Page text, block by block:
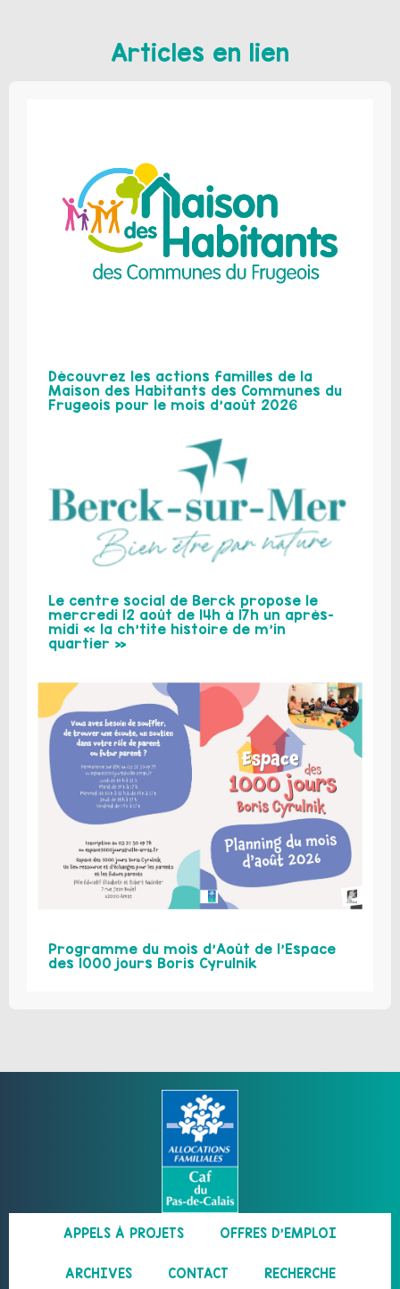
Articles en lien
Découvrez les actions familles de la
Maison des Habitants des Communes du
Frugeois pour le mois d’août 2026
Le centre social de Berck propose le
mercredi 12 août de 14h à 17h un après-
midi « la ch’tite histoire de m’in
quartier »
Programme du mois d’Août de l’Espace
des 1000 jours Boris Cyrulnik
APPELS À PROJETS OFFRES D’EMPLOI
ARCHIVES CONTACT RECHERCHE